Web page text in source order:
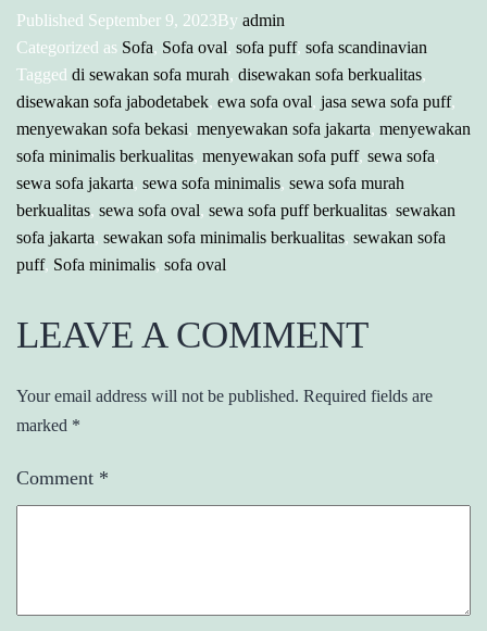
Published September 9, 2023By admin
Categorized as Sofa, Sofa oval, sofa puff, sofa scandinavian
Tagged di sewakan sofa murah, disewakan sofa berkualitas,
disewakan sofa jabodetabek, ewa sofa oval, jasa sewa sofa puff,
menyewakan sofa bekasi, menyewakan sofa jakarta, menyewakan
sofa minimalis berkualitas, menyewakan sofa puff, sewa sofa,
sewa sofa jakarta, sewa sofa minimalis, sewa sofa murah
berkualitas, sewa sofa oval, sewa sofa puff berkualitas, sewakan
sofa jakarta, sewakan sofa minimalis berkualitas, sewakan sofa
puff, Sofa minimalis, sofa oval
LEAVE A COMMENT
Your email address will not be published. Required fields are
marked *
Comment *